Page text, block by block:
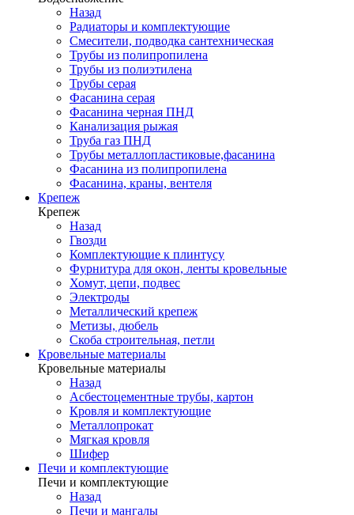
Назад
Радиаторы и комплектующие
Смесители, подводка сантехническая
Трубы из полипропилена
Трубы из полиэтилена
Трубы серая
Фасанина серая
Фасанина черная ПНД
Канализация рыжая
Труба газ ПНД
Трубы металлопластиковые,фасанина
Фасанина из полипропилена
Фасанина, краны, вентеля
Крепеж
Крепеж
Назад
Гвозди
Комплектующие к плинтусу
Фурнитура для окон, ленты кровельные
Хомут, цепи, подвес
Электроды
Металлический крепеж
Метизы, дюбель
Скоба строительная, петли
Кровельные материалы
Кровельные материалы
Назад
Асбестоцементные трубы, картон
Кровля и комплектующие
Металлопрокат
Мягкая кровля
Шифер
Печи и комплектующие
Печи и комплектующие
Назад
Печи и мангалы